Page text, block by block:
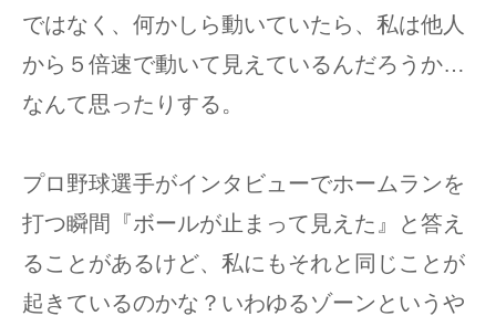
ではなく、何かしら動いていたら、私は他人
から５倍速で動いて見えているんだろうか…
なんて思ったりする。
プロ野球選手がインタビューでホームランを
打つ瞬間『ボールが止まって見えた』と答え
ることがあるけど、私にもそれと同じことが
起きているのかな？いわゆるゾーンというや